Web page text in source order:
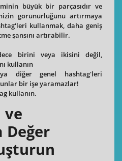
büyük bir parçasıdır ve
görünürlüğünü artırmaya
kullanmak, daha geniş
şansını artırabilir.
birini veya ikisini değil,
kullanın
diğer genel hashtag'leri
bir işe yaramazlar!
kullanın.
ve
Değer